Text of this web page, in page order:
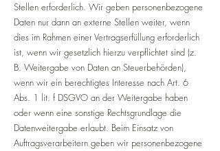
Stellen erforderlich. Wir geben personenbezogene
Daten nur dann an externe Stellen weiter, wenn
dies im Rahmen einer Vertragserfüllung erforderlich
ist, wenn wir gesetzlich hierzu verpflichtet sind (z.
B. Weitergabe von Daten an Steuerbehörden),
wenn wir ein berechtigtes Interesse nach Art. 6
Abs. 1 lit. f DSGVO an der Weitergabe haben
oder wenn eine sonstige Rechtsgrundlage die
Datenweitergabe erlaubt. Beim Einsatz von
Auftragsverarbeitern geben wir personenbezogene